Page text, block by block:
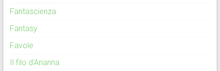
Fantascienza
Fantasy
Favole
Il filo d'Arianna